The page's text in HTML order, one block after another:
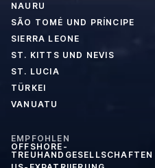
NAURU
SÃO TOMÉ UND PRÍNCIPE
SIERRA LEONE
ST. KITTS UND NEVIS
ST. LUCIA
TÜRKEI
VANUATU
EMPFOHLEN
OFFSHORE-
TREUHANDGESELLSCHAFTEN